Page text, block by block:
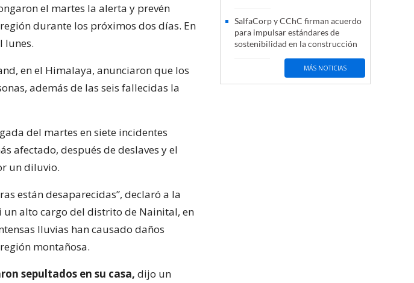
el martes la alerta y prevén
durante los próximos dos días. En
lunes.
en el Himalaya, anunciaron que los
además de las seis fallecidas la
del martes en siete incidentes
afectado, después de deslaves y el
un diluvio.
están desaparecidas”, declaró a la
un alto cargo del distrito de Nainital, en
lluvias han causado daños
montañosa.
sepultados en su casa, dijo un
SalfaCorp y CChC firman acuerdo
para impulsar estándares de
sostenibilidad en la construcción
MÁS NOTICIAS